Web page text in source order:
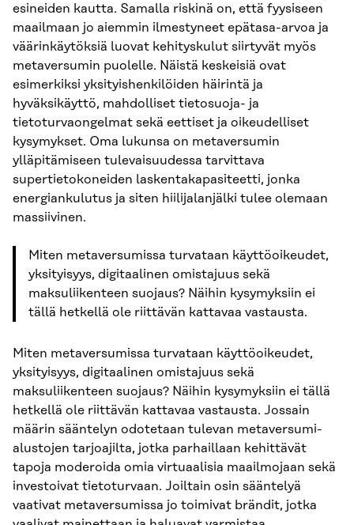
esineiden kautta. Samalla riskinä on, että fyysiseen
maailmaan jo aiemmin ilmestyneet epätasa-arvoa ja
väärinkäytöksiä luovat kehityskulut siirtyvät myös
metaversumin puolelle. Näistä keskeisiä ovat
esimerkiksi yksityishenkilöiden häirintä ja
hyväksikäyttö, mahdolliset tietosuoja- ja
tietoturvaongelmat sekä eettiset ja oikeudelliset
kysymykset. Oma lukunsa on metaversumin
ylläpitämiseen tulevaisuudessa tarvittava
supertietokoneiden laskentakapasiteetti, jonka
energiankulutus ja siten hiilijalanjälki tulee olemaan
massiivinen.
Miten metaversumissa turvataan käyttöoikeudet,
yksityisyys, digitaalinen omistajuus sekä
maksuliikenteen suojaus? Näihin kysymyksiin ei
tällä hetkellä ole riittävän kattavaa vastausta.
Miten metaversumissa turvataan käyttöoikeudet,
yksityisyys, digitaalinen omistajuus sekä
maksuliikenteen suojaus? Näihin kysymyksiin ei tällä
hetkellä ole riittävän kattavaa vastausta. Jossain
määrin sääntelyn odotetaan tulevan metaversumi-
alustojen tarjoajilta, jotka parhaillaan kehittävät
tapoja moderoida omia virtuaalisia maailmojaan sekä
investoivat tietoturvaan. Joiltain osin sääntelyä
vaativat metaversumissa jo toimivat brändit, jotka